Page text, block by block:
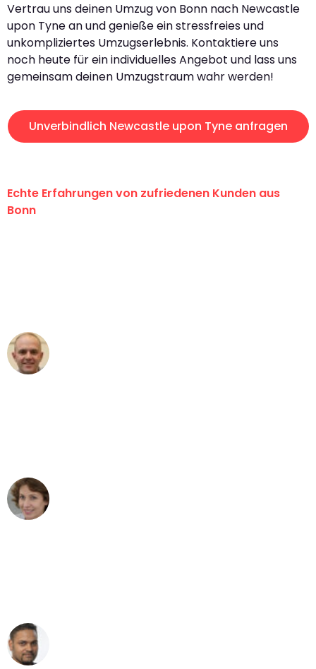
Vertrau uns deinen Umzug von Bonn nach Newcastle
upon Tyne an und genieße ein stressfreies und
unkompliziertes Umzugserlebnis. Kontaktiere uns
noch heute für ein individuelles Angebot und lass uns
gemeinsam deinen Umzugstraum wahr werden!
Unverbindlich Newcastle upon Tyne anfragen
Echte Erfahrungen von zufriedenen Kunden aus
Bonn